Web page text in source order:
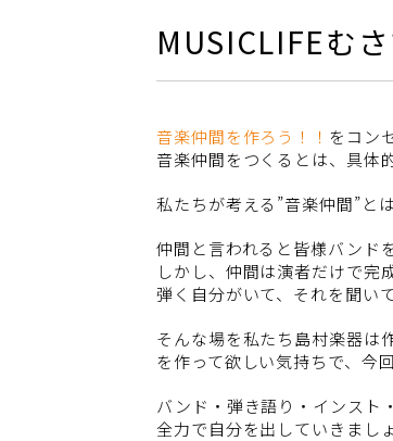
MUSICLIFEむ
音楽仲間を作ろう！！ をコン
音楽仲間をつくるとは、具体
私たちが考える”音楽仲間”と
仲間と言われると皆様バンド
しかし、仲間は演者だけで完
弾く自分がいて、それを聞い
そんな場を私たち島村楽器は
を作って欲しい気持ちで、今
バンド・弾き語り・インスト
全力で自分を出していきまし